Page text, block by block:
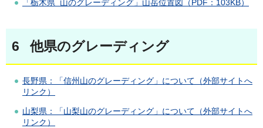
「栃木県 山のグレーディング」山岳位置図（PDF：103KB）
6 他県のグレーディング
長野県：「信州山のグレーディング」について（外部サイトへ
リンク）
山梨県：「山梨山のグレーディング」について（外部サイトへ
リンク）